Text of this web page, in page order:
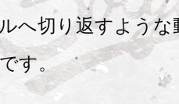
へ切り返すよう
す。